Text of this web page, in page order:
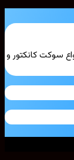
کانکتور و